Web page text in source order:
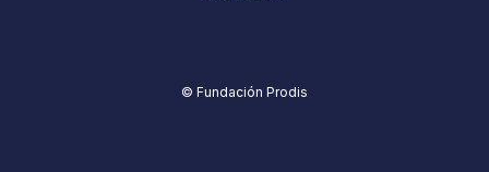
© Fundación Prodis